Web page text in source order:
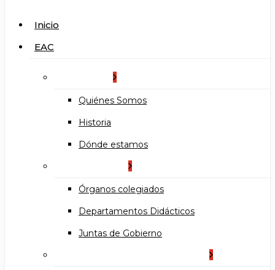
search
Menu
Inicio
EAC
Quiénes Somos
Historia
Dónde estamos
Órganos colegiados
Departamentos Didácticos
Juntas de Gobierno